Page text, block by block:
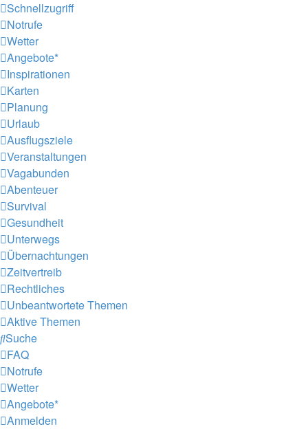
Schnellzugriff
Notrufe
Wetter
Angebote*
Inspirationen
Karten
Planung
Urlaub
Ausflugsziele
Veranstaltungen
Vagabunden
Abenteuer
Survival
Gesundheit
Unterwegs
Übernachtungen
Zeitvertreib
Rechtliches
Unbeantwortete Themen
Aktive Themen
Suche
FAQ
Notrufe
Wetter
Angebote*
Anmelden